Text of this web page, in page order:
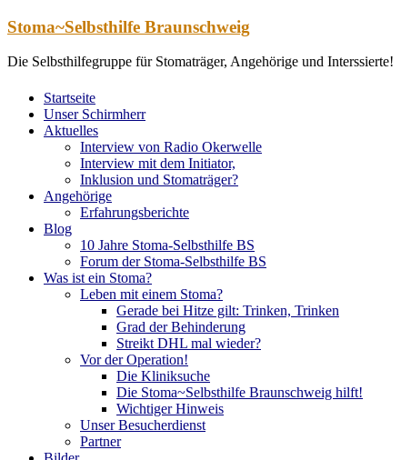
Zum
springen
Stoma~Selbsthilfe Braunschweig
Die Selbsthilfegruppe für Stomaträger, Angehörige und Interssierte!
Startseite
Unser Schirmherr
Aktuelles
Interview von Radio Okerwelle
Interview mit dem Initiator,
Inklusion und Stomaträger?
Angehörige
Erfahrungsberichte
Blog
10 Jahre Stoma-Selbsthilfe BS
Forum der Stoma-Selbsthilfe BS
Was ist ein Stoma?
Leben mit einem Stoma?
Gerade bei Hitze gilt: Trinken, Trinken
Grad der Behinderung
Streikt DHL mal wieder?
Vor der Operation!
Die Kliniksuche
Die Stoma~Selbsthilfe Braunschweig hilft!
Wichtiger Hinweis
Unser Besucherdienst
Partner